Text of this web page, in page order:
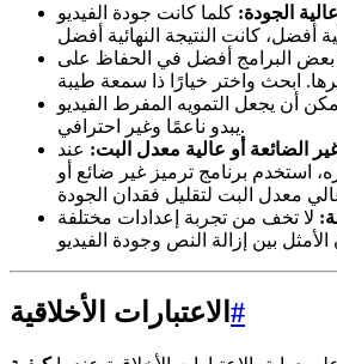
الجودة: كلما كانت جودة الفيديو
بعض البرامج أفضل في الحفاظ على
أن يجعل التمويه المفرط الفيديو
يبدو ناعمًا وغير احترافي.
الضائعة أو عالية معدل البت: عند
استخدم برنامج ترميز غير ضائع أو
لا تخف من تجربة إعدادات مختلفة
الاعتبارات الأخلاقية #